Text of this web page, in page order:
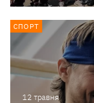
12 травня
СПОРТ